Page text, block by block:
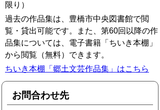
限り）
過去の作品集は、豊橋市中央図書館で閲
覧・貸出可能です。また、第60回以降の作
品集については、電子書籍「ちいき本棚」
から閲覧（無料）できます。
ちいき本棚「郷土文芸作品集」はこちら
お問合わせ先